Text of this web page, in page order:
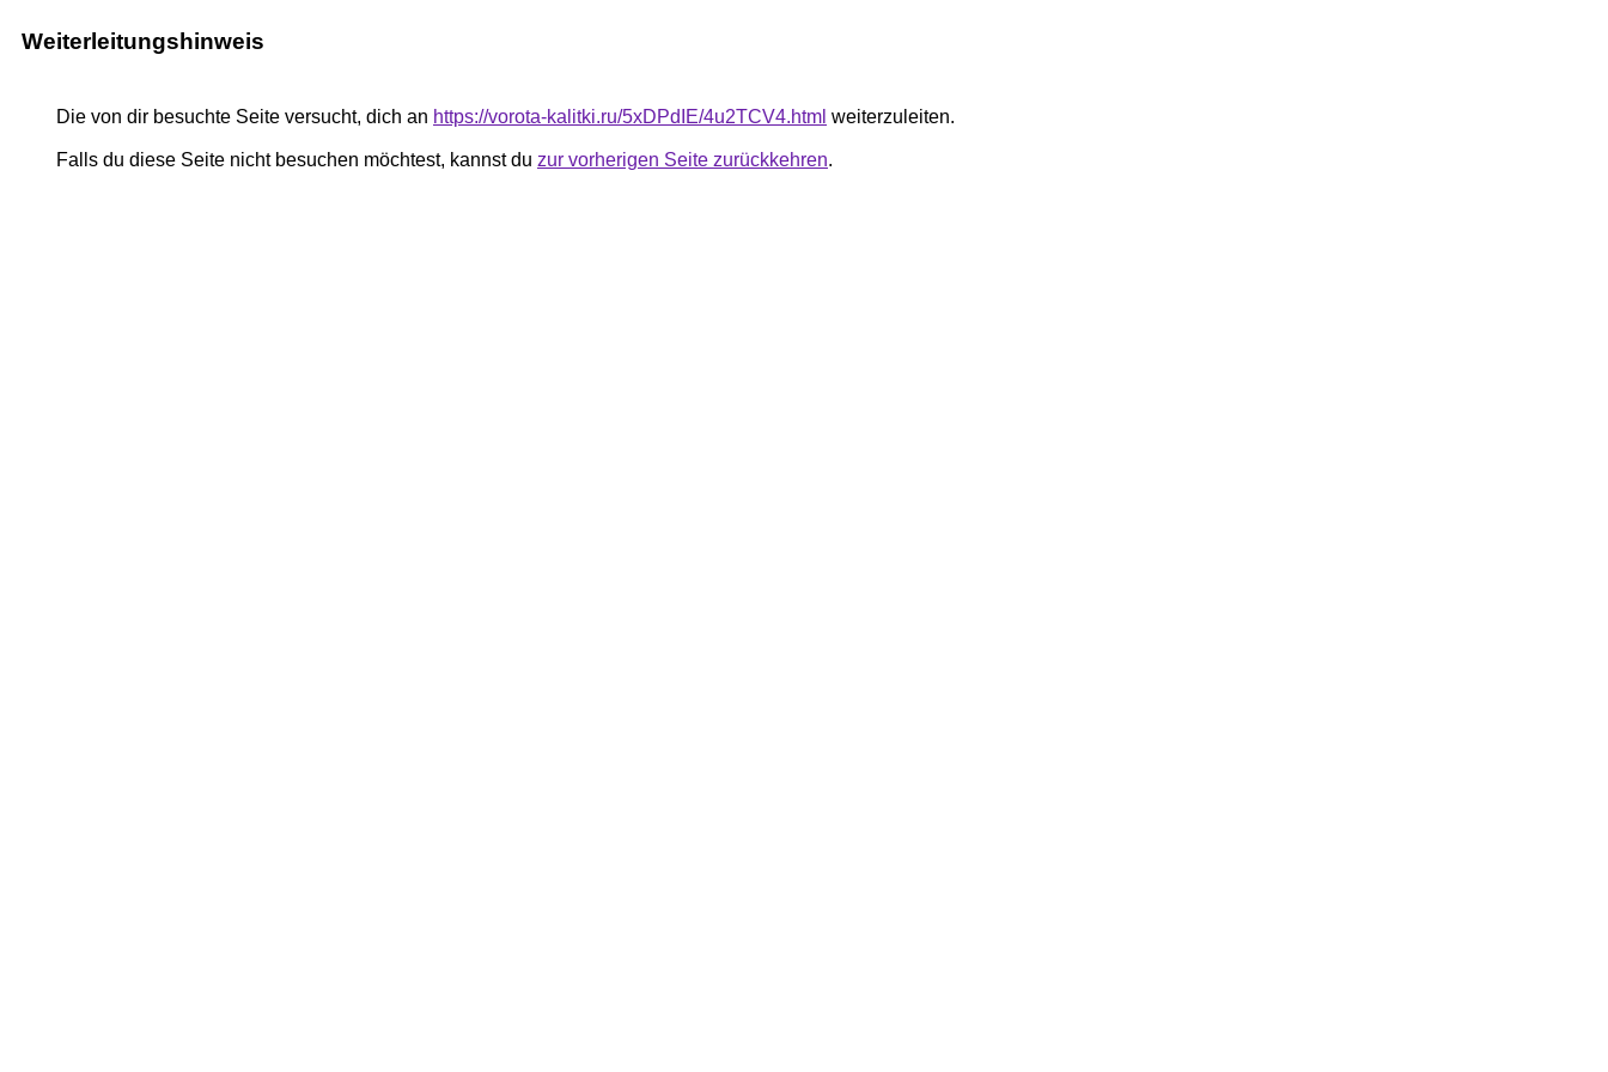
Weiterleitungshinweis
Die von dir besuchte Seite versucht, dich an https://vorota-kalitki.ru/5xDPdIE/4u2TCV4.html weiterzuleiten.
Falls du diese Seite nicht besuchen möchtest, kannst du zur vorherigen Seite zurückkehren.